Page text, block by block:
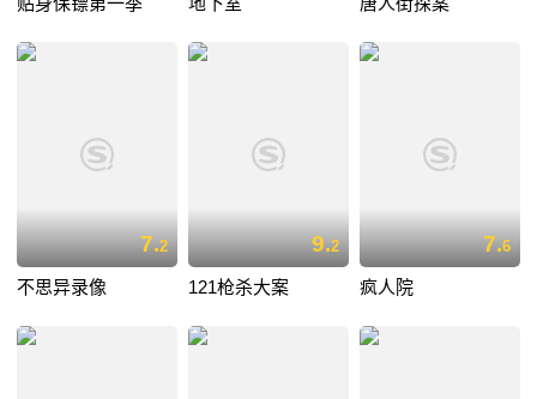
7.2
不思异录像
9.2
121枪杀大案
7.6
疯人院